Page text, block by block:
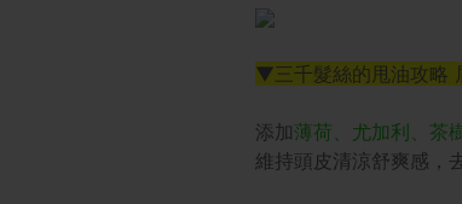
▼三千髮絲的甩油攻略
添加薄荷、尤加利、茶
維持頭皮清涼舒爽感，